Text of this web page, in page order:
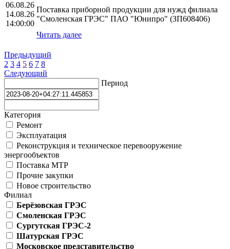
06.08.26
14.08.26
14:00:00
Поставка приборной продукции для нужд филиала
"Смоленская ГРЭС" ПАО "Юнипро" (ЗП608406)
Читать далее
Предыдущий
2 3 4 5 6 7 8
Следующий
Период
Категория
Ремонт
Эксплуатация
Реконструкция и техническое перевооружение
энергообъектов
Поставка МТР
Прочие закупки
Новое строительство
Филиал
Берёзовская ГРЭС
Смоленская ГРЭС
Сургутская ГРЭС-2
Шатурская ГРЭС
Московское представительство